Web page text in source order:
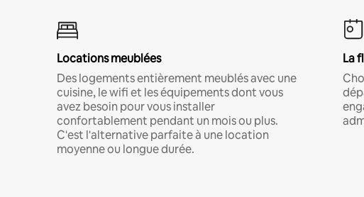
Locations meublées
Des logements entièrement meublés avec une
cuisine, le wifi et les équipements dont vous
avez besoin pour vous installer
confortablement pendant un mois ou plus.
C'est l'alternative parfaite à une location
moyenne ou longue durée.
La